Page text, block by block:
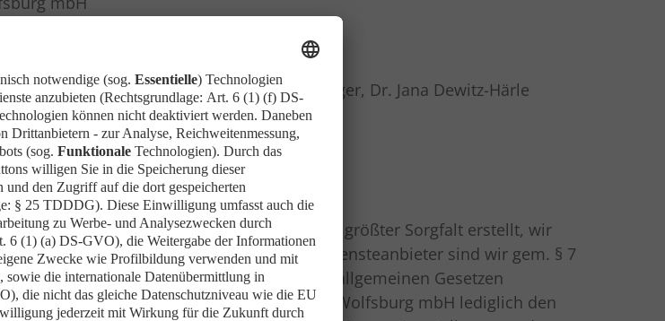
die Geschäftsführung: Kai Mangelberger, Dr. Jana Dewitz-Härle
mbH hat die Inhalte der Seiten mit größter Sorgfalt erstellt, wir
Aktualität der Daten übernehmen. Als Diensteanbieter sind wir gem. § 7
bereit gehalten werden, nach den allgemeinen Gesetzen
und Dienstleistungsgesellschaft Wolfsburg mbH lediglich den